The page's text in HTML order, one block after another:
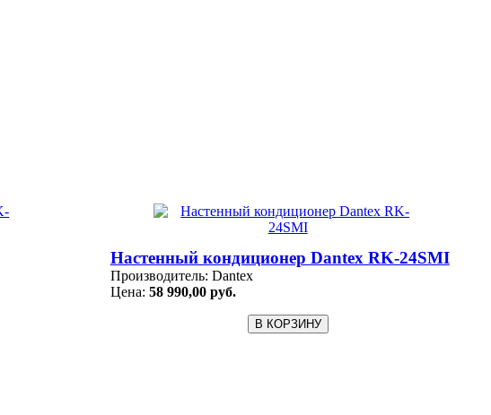
Настенный кондиционер Dantex RK-24SMI
Производитель: Dantex
Цена: 58 990,00 руб.